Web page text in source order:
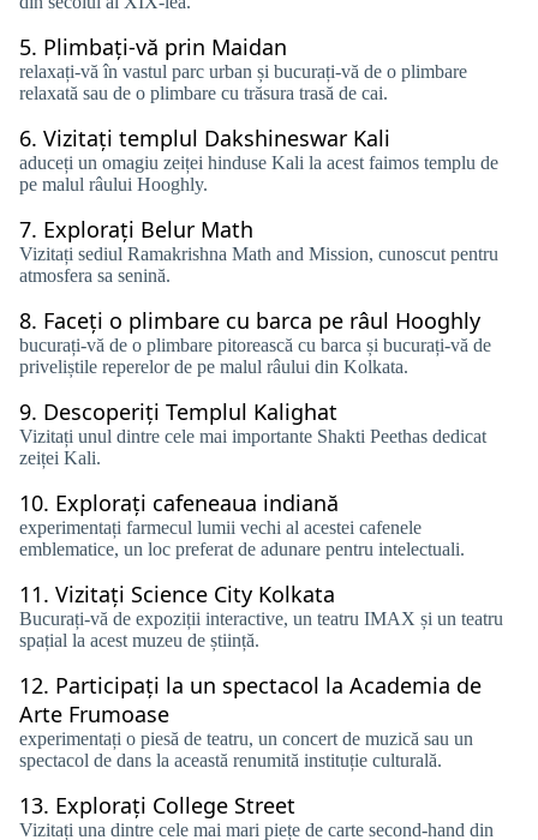
5. Plimbați-vă prin Maidan
relaxați-vă în vastul parc urban și bucurați-vă de o plimbare
relaxată sau de o plimbare cu trăsura trasă de cai.
6. Vizitați templul Dakshineswar Kali
aduceți un omagiu zeiței hinduse Kali la acest faimos templu de
pe malul râului Hooghly.
7. Explorați Belur Math
Vizitați sediul Ramakrishna Math and Mission, cunoscut pentru
atmosfera sa senină.
8. Faceți o plimbare cu barca pe râul Hooghly
bucurați-vă de o plimbare pitorească cu barca și bucurați-vă de
priveliștile reperelor de pe malul râului din Kolkata.
9. Descoperiți Templul Kalighat
Vizitați unul dintre cele mai importante Shakti Peethas dedicat
zeiței Kali.
10. Explorați cafeneaua indiană
experimentați farmecul lumii vechi al acestei cafenele
emblematice, un loc preferat de adunare pentru intelectuali.
11. Vizitați Science City Kolkata
Bucurați-vă de expoziții interactive, un teatru IMAX și un teatru
spațial la acest muzeu de știință.
12. Participați la un spectacol la Academia de
Arte Frumoase
experimentați o piesă de teatru, un concert de muzică sau un
spectacol de dans la această renumită instituție culturală.
13. Explorați College Street
Vizitați una dintre cele mai mari piețe de carte second-hand din